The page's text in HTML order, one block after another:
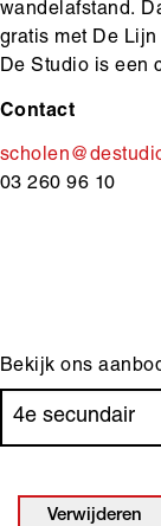
wandelafstand.
gratis met De
De Studio is een
Contact
03 260 96 10
Bekijk ons
Verwijderen